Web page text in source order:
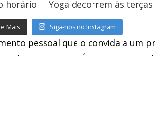
Mais Siga-nos no Instagram
pessoal que o convida a um
de si, como Ser Único e